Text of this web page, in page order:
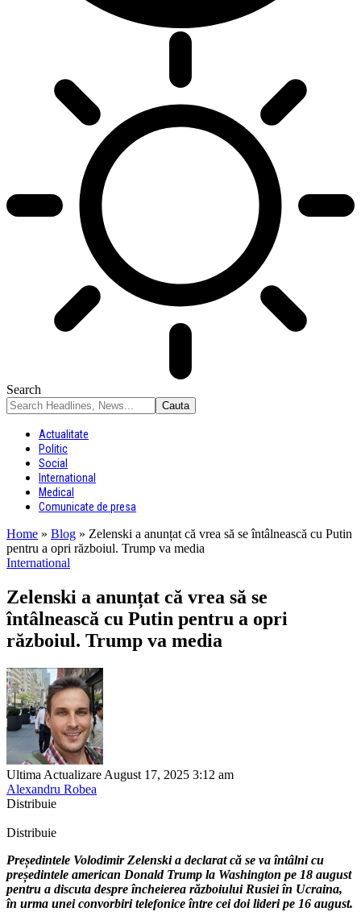
Search
Actualitate
Politic
Social
International
Medical
Comunicate de presa
Home » Blog » Zelenski a anunțat că vrea să se întâlnească cu Putin
pentru a opri războiul. Trump va media
International
Zelenski a anunțat că vrea să se
întâlnească cu Putin pentru a opri
războiul. Trump va media
Ultima Actualizare August 17, 2025 3:12 am
Alexandru Robea
Distribuie
Distribuie
Președintele Volodimir Zelenski a declarat că se va întâlni cu
președintele american Donald Trump la Washington pe 18 august
pentru a discuta despre încheierea războiului Rusiei în Ucraina,
în urma unei convorbiri telefonice între cei doi lideri pe 16 august.